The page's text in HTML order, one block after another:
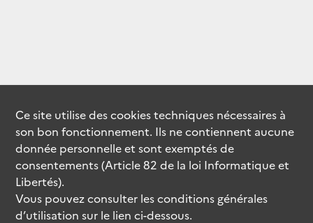
Ce site utilise descookiestechniques nécessaires à
son bon fonctionnement. Ils ne contiennent aucune
donnée personnelle et sont exemptés de
consentements (Article 82 de la loi Informatique et
Libertés).
Vous pouvez consulter les conditions générales
d’utilisation sur le lien ci-dessous.